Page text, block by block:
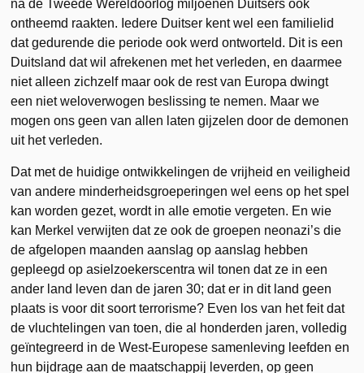
na de Tweede Wereldoorlog miljoenen Duitsers ook
ontheemd raakten. Iedere Duitser kent wel een familielid
dat gedurende die periode ook werd ontworteld. Dit is een
Duitsland dat wil afrekenen met het verleden, en daarmee
niet alleen zichzelf maar ook de rest van Europa dwingt
een niet weloverwogen beslissing te nemen. Maar we
mogen ons geen van allen laten gijzelen door de demonen
uit het verleden.
Dat met de huidige ontwikkelingen de vrijheid en veiligheid
van andere minderheidsgroeperingen wel eens op het spel
kan worden gezet, wordt in alle emotie vergeten. En wie
kan Merkel verwijten dat ze ook de groepen neonazi’s die
de afgelopen maanden aanslag op aanslag hebben
gepleegd op asielzoekerscentra wil tonen dat ze in een
ander land leven dan de jaren 30; dat er in dit land geen
plaats is voor dit soort terrorisme? Even los van het feit dat
de vluchtelingen van toen, die al honderden jaren, volledig
geïntegreerd in de West-Europese samenleving leefden en
hun bijdrage aan de maatschappij leverden, op geen